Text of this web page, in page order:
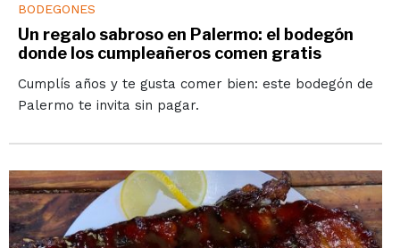
BODEGONES
Un regalo sabroso en Palermo: el bodegón
donde los cumpleañeros comen gratis
Cumplís años y te gusta comer bien: este bodegón de
Palermo te invita sin pagar.